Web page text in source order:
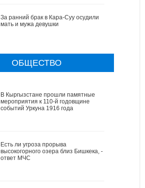
За ранний брак в Кара-Суу осудили
мать и мужа девушки
ОБЩЕСТВО
В Кыргызстане прошли памятные
мероприятия к 110-й годовщине
событий Уркуна 1916 года
Есть ли угроза прорыва
высокогорного озера близ Бишкека, -
ответ МЧС